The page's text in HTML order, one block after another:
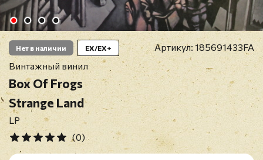
Нет в наличии EX/EX+ Артикул: 185691433FA
Винтажный винил
Box Of Frogs
Strange Land
LP
(0)